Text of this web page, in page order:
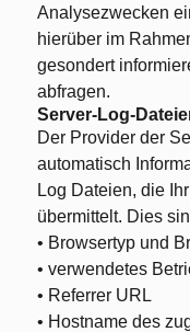
Analysezwecken
hierüber im
gesondert
abfragen.
Server-Log-
Der Provider der
automatisch
Log Dateien, die
übermittelt. Dies
• Browsertyp und
• verwendetes
• Referrer URL
• Hostname des